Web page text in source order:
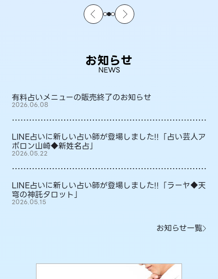
お知らせ
NEWS
有料占いメニューの販売終了のお知らせ
2026.06.08
LINE占いに新しい占い師が登場しました!!「占い芸人ア
ポロン山崎◆新姓名占」
2026.05.22
LINE占いに新しい占い師が登場しました!!「ラーヤ◆天
穹の神託タロット」
2026.05.15
お知らせ一覧